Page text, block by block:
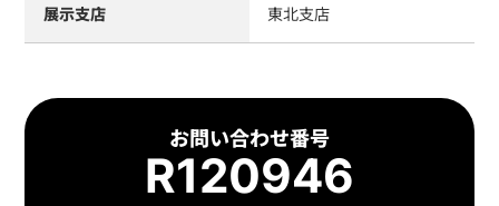
展示支店 東北支店
お問い合わせ番号
R120946